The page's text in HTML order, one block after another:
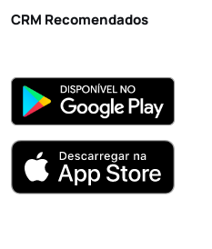
CRM Recomendados